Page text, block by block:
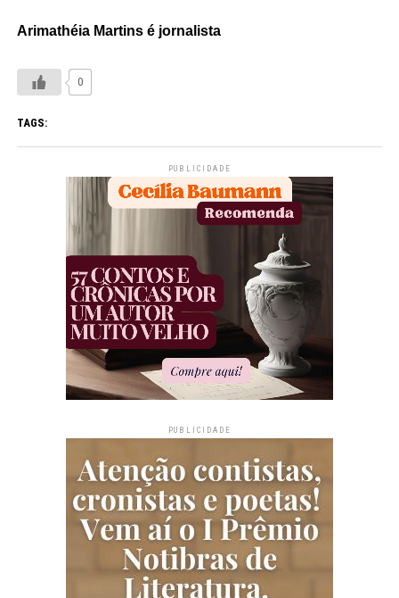
Arimathéia Martins é jornalista
0
TAGS:
PUBLICIDADE
PUBLICIDADE